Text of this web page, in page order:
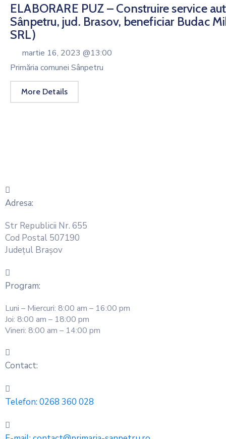
ELABORARE PUZ – Construire service
Sânpetru, jud. Brasov, beneficiar Budac
SRL)
martie 16, 2023 @13:00
Primăria comunei Sânpetru
More Details
Adresa:
Str Republicii Nr. 655
Cod Postal 507190
Județul Brașov
Program:
Luni – Miercuri: 8:00 am – 16:00 pm
Joi: 8:00 am – 18:00 pm
Vineri: 8:00 am – 14:00 pm
Contact:
Telefon:0268 360 028